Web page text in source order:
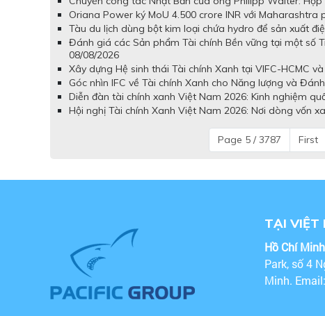
Oriana Power ký MoU 4.500 crore INR với
Tàu du lịch dùng bột kim loại chứa hydro để sản xuất
Đánh giá các Sản phẩm Tài chính Bền vững tại một số
08/08/2026
Xây dựng Hệ sinh thái Tài chính Xanh tại VIFC-HCMC
Góc nhìn IFC về Tài chính Xanh cho Năng lượng và
Diễn đàn tài chính xanh Việt Nam 2026: Kinh nghiệm
Hội nghị Tài chính Xanh Việt Nam 2026: Nơi dòng vốn
Page 5 / 3787 First
TẠI VIỆT
Hồ Chí Minh
Park, số 4
Minh. Email: